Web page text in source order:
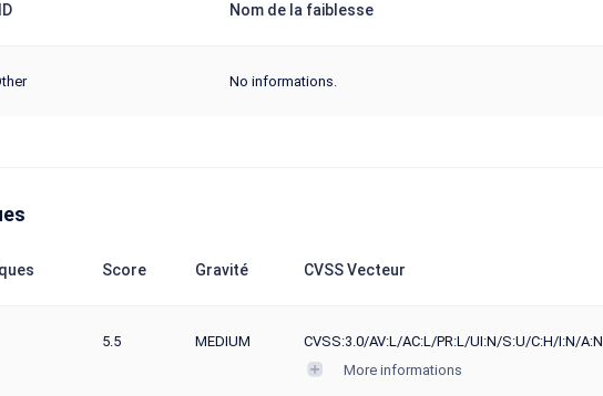
Nom de la faiblesse
No informations.
Score Gravité CVSS Vecteur
5.5 MEDIUM
CVSS:3.0/AV:L/AC:L/PR:L/UI:N/S:U/C:H/I:N/A:N
More informations